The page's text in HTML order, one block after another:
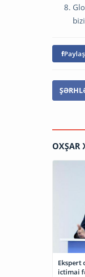
Paylaş
Ekspert
ictimai